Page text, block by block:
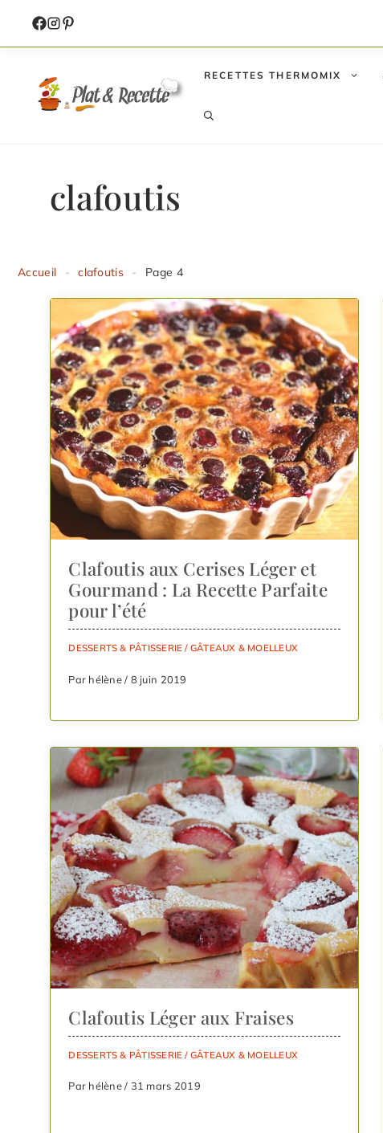
contenu
RECETTES THERMOMIX
clafoutis
Accueil - clafoutis - Page 4
Clafoutis aux Cerises Léger et
Gourmand : La Recette Parfaite
pour l’été
DESSERTS & PÂTISSERIE / GÂTEAUX & MOELLEUX
Par hélène / 8 juin 2019
Clafoutis Léger aux Fraises
DESSERTS & PÂTISSERIE / GÂTEAUX & MOELLEUX
Par hélène / 31 mars 2019